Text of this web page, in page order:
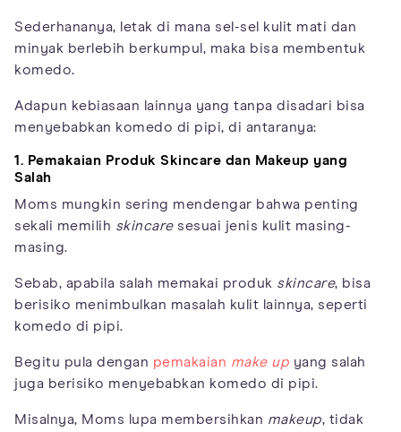
Sederhananya, letak di mana sel-sel kulit mati dan
minyak berlebih berkumpul, maka bisa membentuk
komedo.
Adapun kebiasaan lainnya yang tanpa disadari bisa
menyebabkan komedo di pipi, di antaranya:
1. Pemakaian Produk Skincare dan Makeup yang
Salah
Moms mungkin sering mendengar bahwa penting
sekali memilih skincaresesuai jenis kulit masing-
masing.
Sebab, apabila salah memakai produk skincare, bisa
berisiko menimbulkan masalah kulit lainnya, seperti
komedo di pipi.
Begitu pula dengan pemakaian make up yang salah
juga berisiko menyebabkan komedo di pipi.
Misalnya, Moms lupa membersihkan makeup, tidak